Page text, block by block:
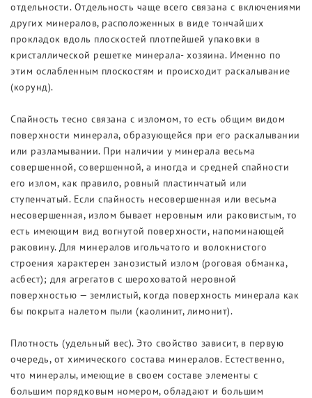
отдельности. Отдельность чаще всего связана с включениями
других минералов, расположенных в виде тончайших
прокладок вдоль плоскостей плотпейшей упаковки в
кристаллической решетке минерала- хозяина. Именно по
этим ослабленным плоскостям и происходит раскалывание
(корунд).
Спайность тесно связана с изломом, то есть общим видом
поверхности минерала, образующейся при его раскалывании
или разламывании. При наличии у минерала весьма
совершенной, совершенной, а иногда и средней спайности
его излом, как правило, ровный пластинчатый или
ступенчатый. Если спайность несовершенная или весьма
несовершенная, излом бывает неровным или раковистым, то
есть имеющим вид вогнутой поверхности, напоминающей
раковину. Для минералов игольчатого и волокнистого
строения характерен занозистый излом (роговая обманка,
асбест); для агрегатов с шероховатой неровной
поверхностью — землистый, когда поверхность минерала как
бы покрыта налетом пыли (каолинит, лимонит).
Плотность (удельный вес). Это свойство зависит, в первую
очередь, от химического состава минералов. Естественно,
что минералы, имеющие в своем составе элементы с
большим порядковым номером, обладают и большим